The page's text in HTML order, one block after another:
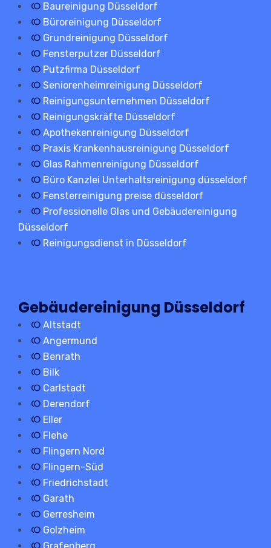
Baureinigung Düsseldorf
Büroreinigung Düsseldorf
Grundreinigung Düsseldorf
Fensterputzer Düsseldorf
Putzfirma Düsseldorf
Seniorenheimreinigung Düsseldorf
Reinigungsunternehmen Düsseldorf
Reinigungskräfte Düsseldorf
Apothekenreinigung Düsseldorf
Praxis Krankenhausreinigung Düsseldorf
Glas Rahmenreinigung Düsseldorf
Büro Kanzlei Unterhaltsreinigung düsseldorf
Fensterreinigung preise düsseldorf
Professionelle Glas und Gebäudereinigung
Düsseldorf
Reinigungsdienst in Düsseldorf
Gebäudereinigung Düsseldorf
Altstadt
Angermund
Benrath
Bilk
Carlstadt
Derendorf
Eller
Flehe
Flingern Nord
Flingern-Süd
Friedrichstadt
Garath
Gerresheim
Golzheim